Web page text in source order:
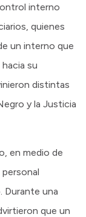
interno
quienes
un interno que
su
distintas
y la Justicia
en medio de
Durante una
que un